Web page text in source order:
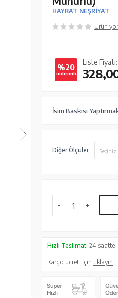
HAYRAT NEŞRİYAT
Ürün
%20
indirimli
Liste Fiyatı:
İsim Baskısı
Diğer Ölçüler Seçiniz
Hızlı Teslimat: 24 saatte
Kargo ücreti içintıklayın